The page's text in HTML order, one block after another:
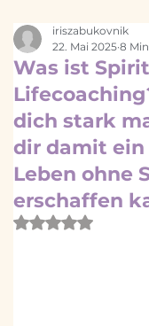
Was ist
dich stark
dir damit
Leben ohne
erschaffen
iriszabukovnik
22. Mai 2025 8
Mit NaN von 5